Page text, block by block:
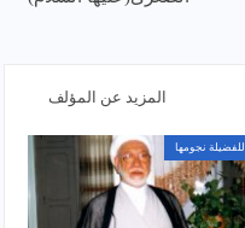
المزيد عن المؤلف
للفضيلة نجومها